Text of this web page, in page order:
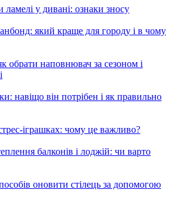
ламелі у дивані: ознаки зносу
який краще для городу і в чому
обрати наповнювач за сезоном і
навіщо він потрібен і як правильно
іграшках: чому це важливо?
балконів і лоджій: чи варто
оновити стілець за допомогою